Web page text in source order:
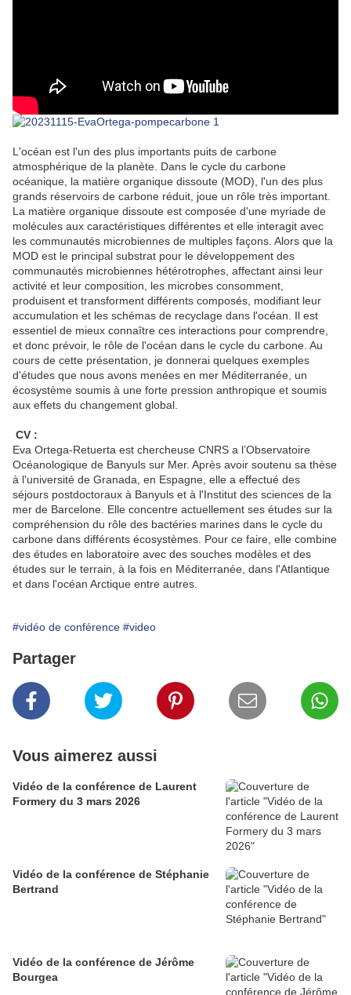
L'océan est l'un des plus importants puits de carbone
atmosphérique de la planète. Dans le cycle du carbone
océanique, la matière organique dissoute (MOD), l'un des plus
grands réservoirs de carbone réduit, joue un rôle très important.
La matière organique dissoute est composée d'une myriade de
molécules aux caractéristiques différentes et elle interagit avec
les communautés microbiennes de multiples façons. Alors que la
MOD est le principal substrat pour le développement des
communautés microbiennes hétérotrophes, affectant ainsi leur
activité et leur composition, les microbes consomment,
produisent et transforment différents composés, modifiant leur
accumulation et les schémas de recyclage dans l'océan. Il est
essentiel de mieux connaître ces interactions pour comprendre,
et donc prévoir, le rôle de l'océan dans le cycle du carbone. Au
cours de cette présentation, je donnerai quelques exemples
d'études que nous avons menées en mer Méditerranée, un
écosystème soumis à une forte pression anthropique et soumis
aux effets du changement global.
CV :
Eva Ortega-Retuerta est chercheuse CNRS a l’Observatoire
Océanologique de Banyuls sur Mer. Après avoir soutenu sa thèse
à l'université de Granada, en Espagne, elle a effectué des
séjours postdoctoraux à Banyuls et à l'Institut des sciences de la
mer de Barcelone. Elle concentre actuellement ses études sur la
compréhension du rôle des bactéries marines dans le cycle du
carbone dans différents écosystèmes. Pour ce faire, elle combine
des études en laboratoire avec des souches modèles et des
études sur le terrain, à la fois en Méditerranée, dans l'Atlantique
et dans l'océan Arctique entre autres.
#vidéo de conférence #video
Partager
Vous aimerez aussi
Vidéo de la conférence de Laurent
Formery du 3 mars 2026
Vidéo de la conférence de Stéphanie
Bertrand
Vidéo de la conférence de Jérôme
Bourgea